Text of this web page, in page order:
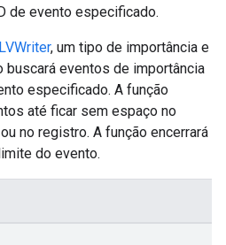
de evento especificado.
, um tipo de importância e
buscará eventos de importância
especificado. A função
até ficar sem espaço no
ou no registro. A função encerrará
do evento.